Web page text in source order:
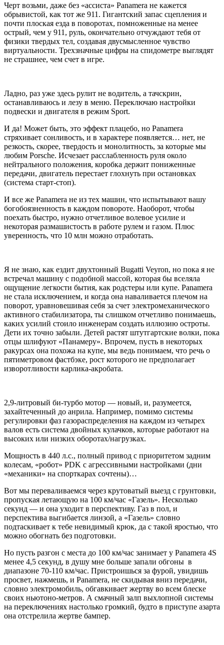
Черт возьми, даже без «ассиста» Panamera не кажется
обрывистой, как тот же 911. Гигантский запас сцепления и
почти плоская езда в поворотах, помноженные на менее
острый, чем у 911, руль, окончательно отчуждают тебя от
физики твердых тел, создавая двусмысленное чувство
виртуальности. Трехзначные цифры на спидометре выглядят
не страшнее, чем счет в игре.
Ладно, раз уже здесь рулит не водитель, а тачскрин,
останавливаюсь и лезу в меню. Переключаю настройки
подвески и двигателя в режим Sport.
И да! Может быть, это эффект плацебо, но Panamera
стряхивает сонливость, и в характере появляется… нет, не
резкость, скорее, твердость и монолитность, за которые мы
любим Porsche. Исчезает расслабленность руля около
нейтрального положения, коробка держит пониженные
передачи, двигатель перестает глохнуть при остановках
(система старт-стоп).
И все же Panamera не из тех машин, что испытывают вашу
богобоязненность в каждом повороте. Наоборот, чтобы
поехать быстро, нужно отчетливое волевое усилие и
некоторая размашистость в работе рулем и газом. Плюс
уверенность, что 10 млн можно отработать.
Я не знаю, как ездит двухтонный Bugatti Veyron, но пока я не
встречал машину с подобной массой, которая бы вселяла
ощущение легкости бытия, как родстеры или купе. Panamera
не стала исключением, и когда она наваливается плечом на
поворот, уравновешивая себя за счет электромеханического
активного стабилизатора, ты слишком отчетливо понимаешь,
каких усилий стоило инженерам создать иллюзию остроты.
Дети их точно забыли. Детей растят штутгартские волки, пока
отцы шлифуют «Панамеру». Впрочем, пусть в некоторых
ракурсах она похожа на купе, мы ведь понимаем, что речь о
пятиметровом фастбэке, рост которого не предполагает
изворотливости карлика-акробата.
2,9-литровый би-турбо мотор — новый, и, разумеется,
захайтеченный до анрила. Например, помимо системы
регулировки фаз газораспределения на каждом из четырех
валов есть система двойных кулачков, которые работают на
высоких или низких оборотах/нагрузках.
Мощность в 440 л.с., полный привод с приоритетом задним
колесам, «робот» PDK с агрессивными настройками (дни
«механики» на спорткарах сочтены)…
Вот мы переваливаемся через крутоватый выезд с грунтовки,
пропуская летающую на 100 км/час «Газель». Несколько
секунд — и она уходит в перспективу. Газ в пол, и
перспектива выгибается линзой, а «Газель» словно
подтаскивает к тебе невидимый крюк, да с такой яростью, что
можно обогнать без подготовки.
Но пусть разгон с места до 100 км/час занимает у Panamera 4S
менее 4,5 секунд, в душу мне больше запали обгоны в
диапазоне 70-110 км/час. Пристроишься за фурой, увидишь
просвет, нажмешь, и Panamera, не скидывая вниз передачи,
словно электромобиль, обгавкивает жертву во всем блеске
своих ньютоно-метров. А смачный залп выхлопной системы
на переключениях настолько громкий, будто в приступе азарта
она отстрелила жертве бампер.